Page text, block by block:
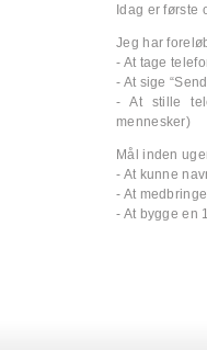
Idag er første
Jeg har
- At tage
- At sige
- At stille
mennesker)
Mål inden
- At kunne
- At
- At bygge en